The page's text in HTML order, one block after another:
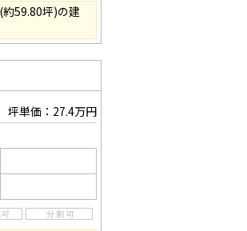
59.80坪)の建
坪単価：27.4万円